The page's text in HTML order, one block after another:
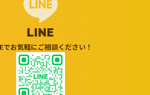
LINE
でお気軽にご相談ください！